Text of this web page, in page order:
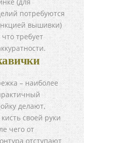
потребуются
вышивки)
требует
– наиболее
делают,
своей руки
чего от
отступают